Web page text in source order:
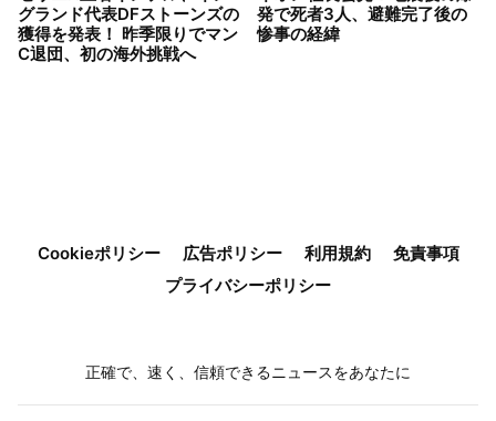
グランド代表DFストーンズの
獲得を発表！ 昨季限りでマン
C退団、初の海外挑戦へ
発で死者3人、避難完了後の
惨事の経緯
Cookieポリシー 広告ポリシー 利用規約
免責事項
プライバシーポリシー
正確で、速く、信頼できるニュースをあなたに